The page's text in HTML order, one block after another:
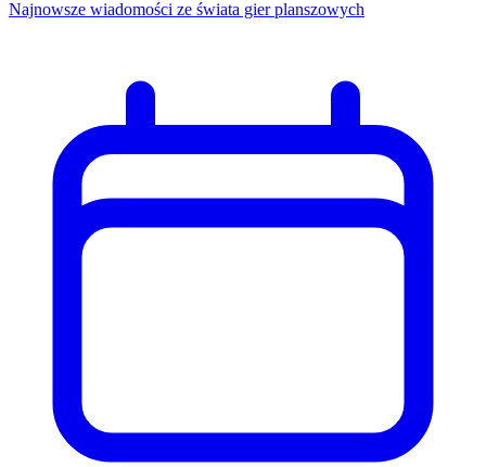
Najnowsze wiadomości ze świata gier planszowych